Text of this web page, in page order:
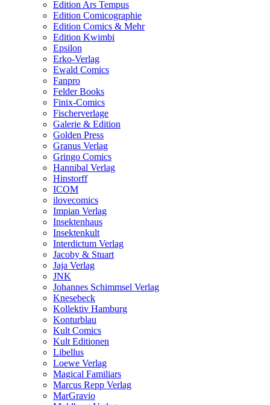
Edition Ars Tempus
Edition Comicographie
Edition Comics & Mehr
Edition Kwimbi
Epsilon
Erko-Verlag
Ewald Comics
Fanpro
Felder Books
Finix-Comics
Fischerverlage
Galerie & Edition
Golden Press
Granus Verlag
Gringo Comics
Hannibal Verlag
Hinstorff
ICOM
ilovecomics
Impian Verlag
Insektenhaus
Insektenkult
Interdictum Verlag
Jacoby & Stuart
Jaja Verlag
JNK
Johannes Schimmsel Verlag
Knesebeck
Kollektiv Hamburg
Konturblau
Kult Comics
Kult Editionen
Libellus
Loewe Verlag
Magical Familiars
Marcus Repp Verlag
MarGravio